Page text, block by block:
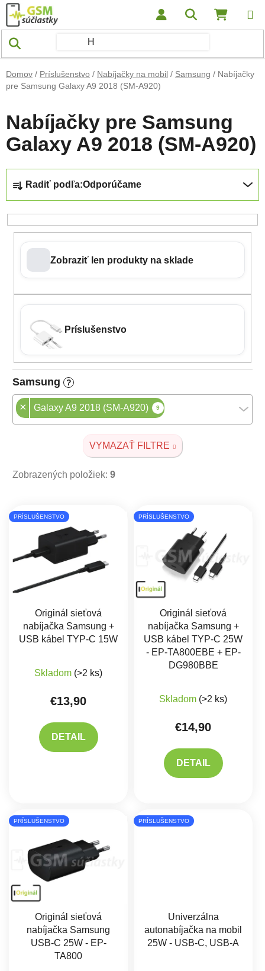
Prejsť na obsah Hľadať
Domov / Príslušenstvo / Nabíjačky na mobil / Samsung / Nabíjačky
pre Samsung Galaxy A9 2018 (SM-A920)
Nabíjačky pre Samsung
Galaxy A9 2018 (SM-A920)
Radiť podľa:Odporúčame
Zobraziť len produkty na sklade
Príslušenstvo
Samsung ?
× Galaxy A9 2018 (SM-A920) 9
VYMAZAŤ FILTRE
Zobrazených položiek: 9
Výpis produktov
PRÍSLUŠENSTVO
Originál sieťová
nabíjačka Samsung +
USB kábel TYP-C 15W
Priemerné hodnotenie produktu je 5,0 z 5
Skladom (>2 ks)
€13,90
DETAIL
PRÍSLUŠENSTVO
Originál sieťová
nabíjačka Samsung +
USB kábel TYP-C 25W
- EP-TA800EBE + EP-
DG980BBE
Skladom (>2 ks)
€14,90
DETAIL
PRÍSLUŠENSTVO
Originál sieťová
nabíjačka Samsung
USB-C 25W - EP-
TA800
PRÍSLUŠENSTVO
Univerzálna
autonabíjačka na mobil
25W - USB-C, USB-A